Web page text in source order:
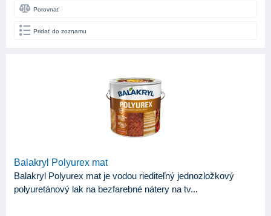
Porovnať
Pridať do zoznamu
Balakryl Polyurex mat
Balakryl Polyurex mat je vodou riediteľný jednozložkový
polyuretánový lak na bezfarebné nátery na tv...